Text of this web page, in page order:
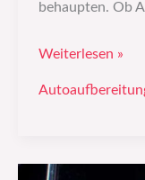
behaupten. Ob
Weiterlesen »
Tipps